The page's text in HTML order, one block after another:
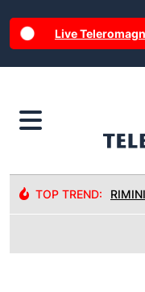
Live
TOP TREND: